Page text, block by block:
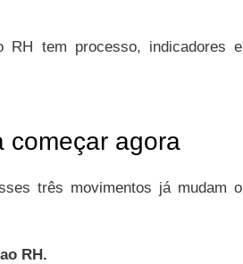
tem processo, indicadores e
começar agora
três movimentos já mudam o
RH.